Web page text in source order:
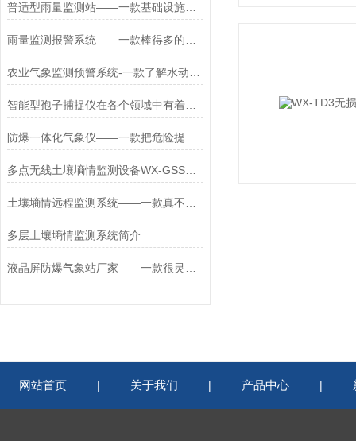
普适型雨量监测站——一款基础设施安全的雨量气象监测站2025+派+送
多点无线土壤墒情监测设备WX-GSSQ-A——多深度土壤墒情监测设备
多层土壤墒情监测系统简介
网站首页 | 关于我们 | 产品中心 |